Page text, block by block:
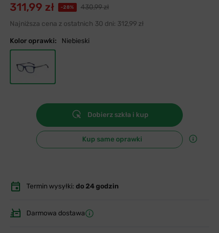
311,99 zł -28%
430,99 zł
Najniższa cena z ostatnich 30 dni: 312,99 zł
Kolor oprawki: Niebieski
Dobierz szkła i kup
Kup same oprawki
Termin wysyłki: do 24 godzin
Darmowa dostawa